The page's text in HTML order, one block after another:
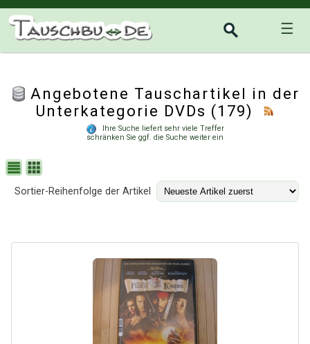
☰
Angebotene Tauschartikel in der
Unterkategorie DVDs (179)
Ihre Suche liefert sehr viele Treffer
schränken Sie ggf. die Suche weiter ein
Sortier-Reihenfolge der Artikel